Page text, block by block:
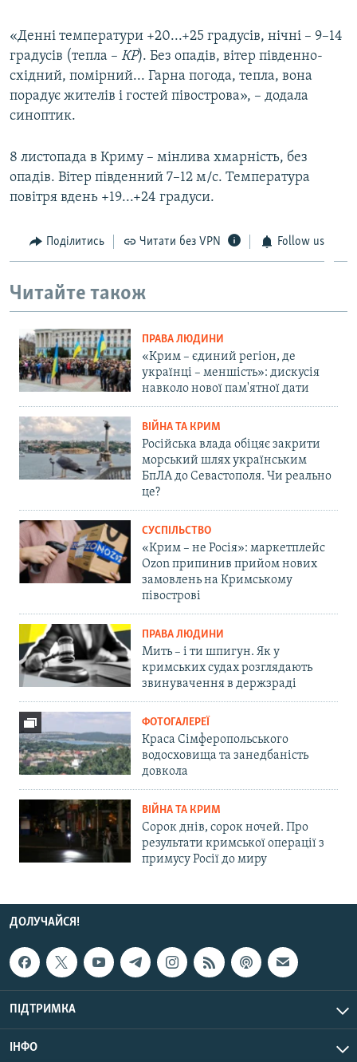
«Денні температури +20...+25 градусів, нічні – 9–14
градусів (тепла – КР). Без опадів, вітер південно-
східний, помірний... Гарна погода, тепла, вона
порадує жителів і гостей півострова», – додала
синоптик.
8 листопада в Криму – мінлива хмарність, без
опадів. Вітер південний 7–12 м/с. Температура
повітря вдень +19...+24 градуси.
Поділитись Читати без VPN Follow us
Читайте також
ПРАВА ЛЮДИНИ
«Крим – єдиний регіон, де
українці – меншість»: дискусія
навколо нової пам'ятної дати
ВІЙНА ТА КРИМ
Російська влада обіцяє закрити
морський шлях українським
БпЛА до Севастополя. Чи реально
це?
СУСПІЛЬСТВО
«Крим – не Росія»: маркетплейс
Ozon припинив прийом нових
замовлень на Кримському
півострові
ПРАВА ЛЮДИНИ
Мить – і ти шпигун. Як у
кримських судах розглядають
звинувачення в держзраді
ФОТОГАЛЕРЕЇ
Краса Сімферопольського
водосховища та занедбаність
довкола
ВІЙНА ТА КРИМ
Сорок днів, сорок ночей. Про
результати кримської операції з
примусу Росії до миру
ДОЛУЧАЙСЯ!
ПІДТРИМКА
ІНФО